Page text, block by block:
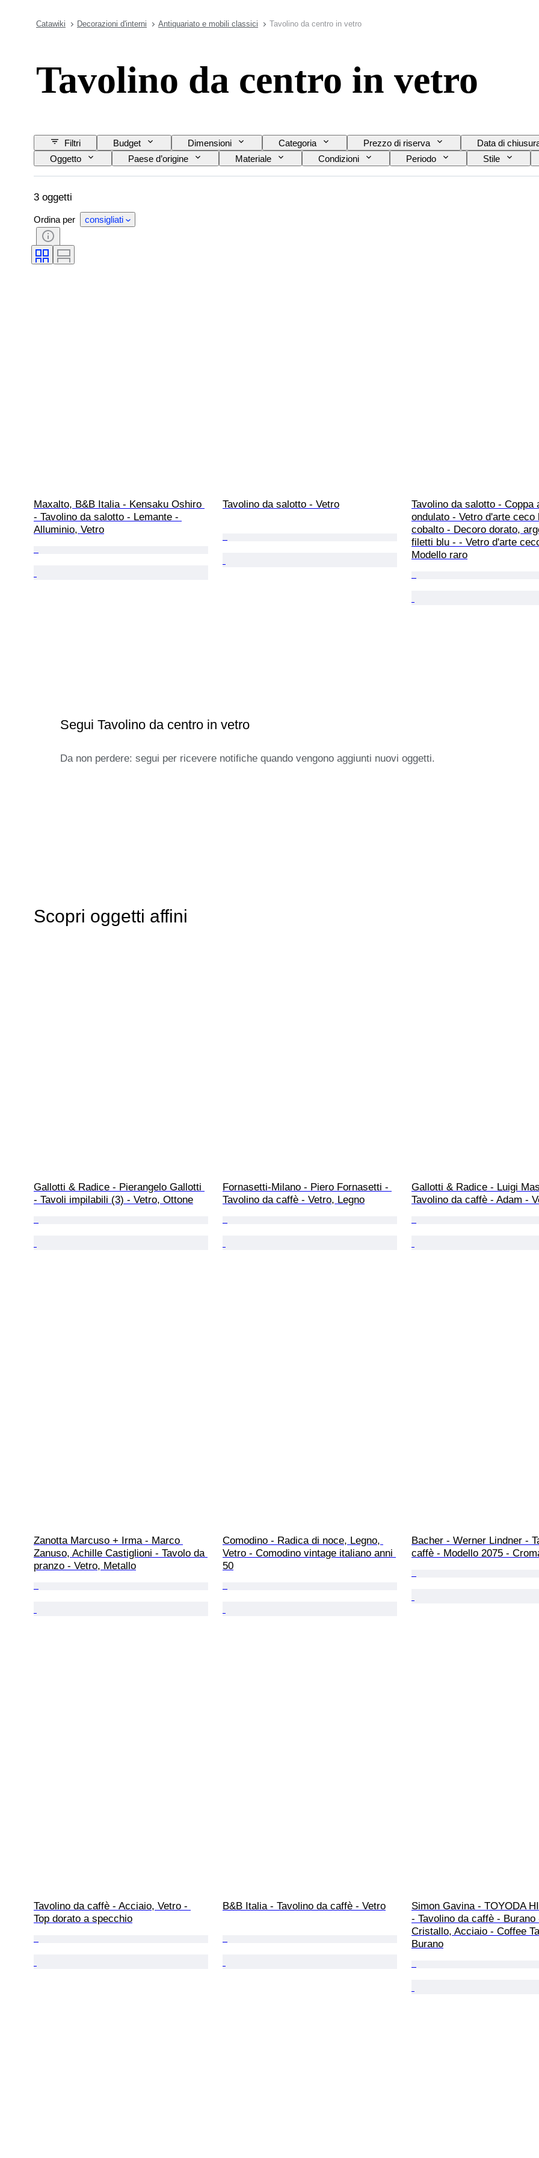
Catawiki Decorazioni d'interni Antiquariato e mobili classici Tavolino da centro in vetro
Tavolino da centro in vetro
Filtri Budget Dimensioni Categoria Prezzo di riserva
Data di
Oggetto
Paese d’origine Materiale Condizioni Periodo Stile
3 oggetti
Ordina per consigliati
Maxalto, B&B Italia - Kensaku Oshiro
- Tavolino da salotto - Lemante -
Alluminio, Vetro
Tavolino da salotto - Vetro
Tavolino da salotto - Coppa
ondulato - Vetro d'arte
cobalto - Decoro dorato,
filetti blu - - Vetro d'arte
Modello raro
Segui Tavolino da centro in vetro
Da non perdere: segui per ricevere notifiche quando vengono aggiunti nuovi oggetti.
Scopri oggetti affini
Gallotti & Radice - Pierangelo Gallotti
- Tavoli impilabili (3) - Vetro, Ottone
Fornasetti-Milano - Piero Fornasetti -
Tavolino da caffè - Vetro, Legno
Gallotti & Radice - Luigi
Tavolino da caffè - Adam -
Zanotta Marcuso + Irma - Marco
Zanuso, Achille Castiglioni - Tavolo da
pranzo - Vetro, Metallo
Comodino - Radica di noce, Legno,
Vetro - Comodino vintage italiano anni
50
Bacher - Werner Lindner -
caffè - Modello 2075 -
Tavolino da caffè - Acciaio, Vetro -
Top dorato a specchio
B&B Italia - Tavolino da caffè - Vetro
Simon Gavina - TOYODA
- Tavolino da caffè -
Cristallo, Acciaio - Coffee
Burano